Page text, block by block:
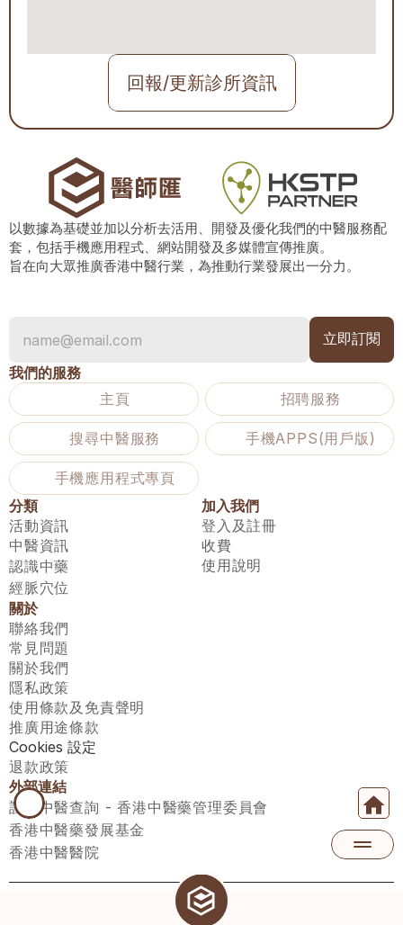
回報/更新診所資訊
以數據為基礎並加以分析去活用、開發及優化我們的中醫服務配
套，包括手機應用程式、網站開發及多媒體宣傳推廣。
旨在向大眾推廣香港中醫行業，為推動行業發展出一分力。
我們的服務
主頁
招聘服務
搜尋中醫服務 手機APPS(用戶版)
手機應用程式專頁
分類
活動資訊
中醫資訊
認識中藥
經脈穴位
加入我們
登入及註冊
收費
使用說明
關於
聯絡我們
常見問題
關於我們
隱私政策
使用條款及免責聲明
推廣用途條款
Cookies 設定
退款政策
外部連結
註冊中醫查詢 - 香港中醫藥管理委員會
香港中醫藥發展基金
香港中醫醫院
醫師匯有限公司 ECWAY LIMITED Copyright 2026© All rights